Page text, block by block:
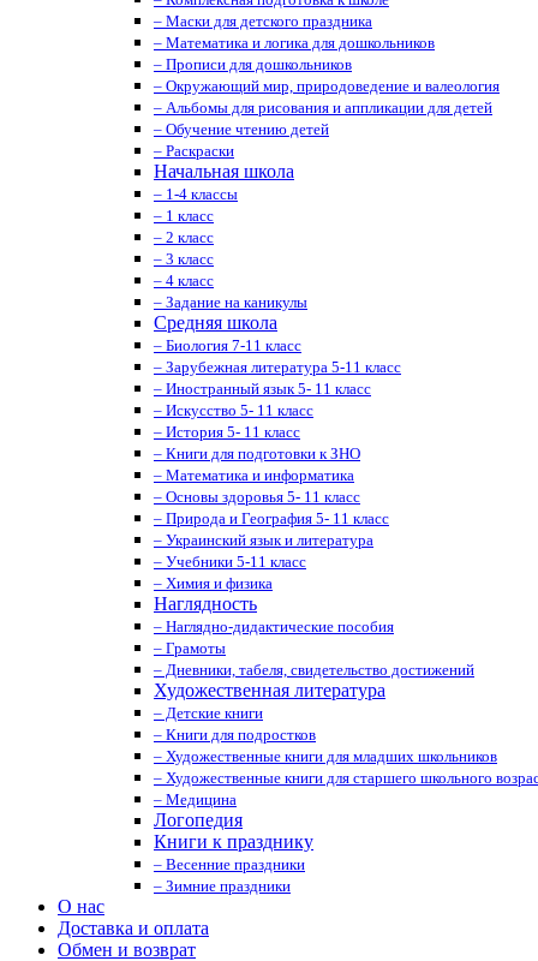
– Маски для детского праздника
– Математика и логика для дошкольников
– Прописи для дошкольников
– Окружающий мир, природоведение и валеология
– Альбомы для рисования и аппликации для детей
– Обучение чтению детей
– Раскраски
Начальная школа
– 1-4 классы
– 1 класс
– 2 класс
– 3 класс
– 4 класс
– Задание на каникулы
Средняя школа
– Биология 7-11 класс
– Зарубежная литература 5-11 класс
– Иностранный язык 5- 11 класс
– Искусство 5- 11 класс
– История 5- 11 класс
– Книги для подготовки к ЗНО
– Математика и информатика
– Основы здоровья 5- 11 класс
– Природа и География 5- 11 класс
– Украинский язык и литература
– Учебники 5-11 класс
– Химия и физика
Наглядность
– Наглядно-дидактические пособия
– Грамоты
– Дневники, табеля, свидетельство достижений
Художественная литература
– Детские книги
– Книги для подростков
– Художественные книги для младших школьников
– Художественные книги для старшего школьного
– Медицина
Логопедия
Книги к празднику
– Весенние праздники
– Зимние праздники
О нас
Доставка и оплата
Обмен и возврат